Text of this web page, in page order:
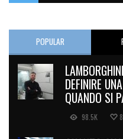
POPULAR
DEFINIRE
QUANDO SI
98.5K